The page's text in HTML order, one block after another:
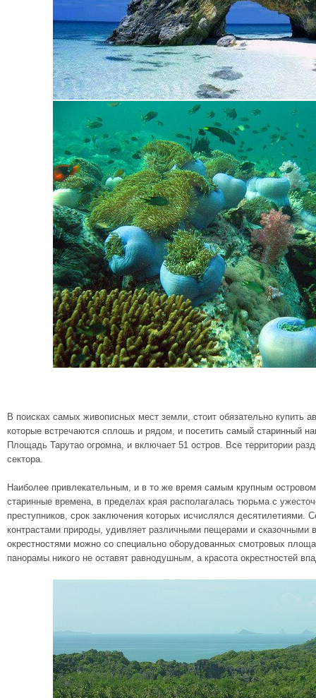
В поисках самых живописных мест земли, стоит обязательно купить
которые встречаются сплошь и рядом, и посетить самый старинный
Площадь Тарутао огромна, и включает 51 остров. Все территории
сектора.
Наиболее привлекательным, и в то же время самым крупным
старинные времена, в пределах края располагалась тюрьма с
преступников, срок заключения которых исчислялся десятилетиями.
контрастами природы, удивляет различными пещерами и сказочными
окрестностями можно со специально оборудованных смотровых
панорамы никого не оставят равнодушным, а красота окрестностей